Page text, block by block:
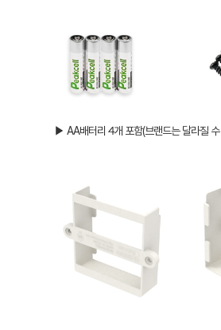
▶ AA배터리 4개 포함(브랜드는 달라질